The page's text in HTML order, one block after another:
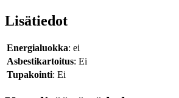
Lisätiedot
Energialuokka: ei
Asbestikartoitus: Ei
Tupakointi: Ei